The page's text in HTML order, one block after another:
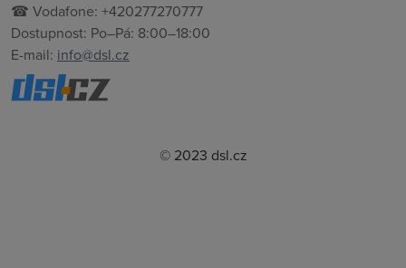
☎ Vodafone: +420277270777
Dostupnost: Po–Pá: 8:00–18:00
E-mail: info@dsl.cz
© 2023 dsl.cz